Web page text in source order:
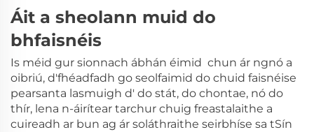
Áit a sheolann muid do
bhfaisnéis
Is méid gur sionnach ábhán éimid chun ár ngnó a
oibriú, d'fhéadfadh go seolfaimid do chuid faisnéise
pearsanta lasmuigh d' do stát, do chontae, nó do
thír, lena n-áirítear tarchur chuig freastalaithe a
cuireadh ar bun ag ár soláthraithe seirbhíse sa tSín